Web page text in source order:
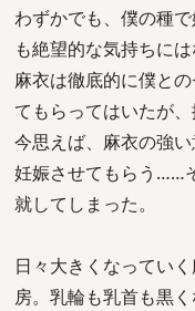
わずかでも、僕の種
も絶望的な気持ちに
麻衣は徹底的に僕と
てもらってはいたが、
今思えば、麻衣の強
妊娠させてもらう……
就してしまった。
日々大きくなってい
房。乳輪も乳首も黒